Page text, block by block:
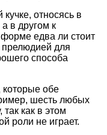
относясь в
а в другом к
едва ли стоит
прелюдией для
способа
которые обе
шесть любых
как в этом
роли не играет.